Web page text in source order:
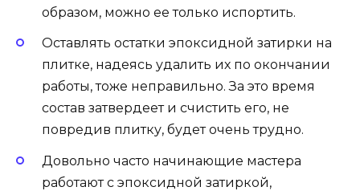
образом, можно ее только испортить.
Оставлять остатки эпоксидной затирки на
плитке, надеясь удалить их по окончании
работы, тоже неправильно. За это время
состав затвердеет и счистить его, не
повредив плитку, будет очень трудно.
Довольно часто начинающие мастера
работают с эпоксидной затиркой,